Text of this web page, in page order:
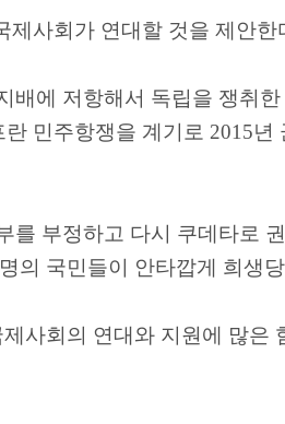
제사회가 연대할 것을 제안한
에 저항해서 독립을 쟁취
란 민주항쟁을 계기로 2015년
부정하고 다시 쿠데타로
의 국민들이 안타깝게 희생
사회의 연대와 지원에 많은